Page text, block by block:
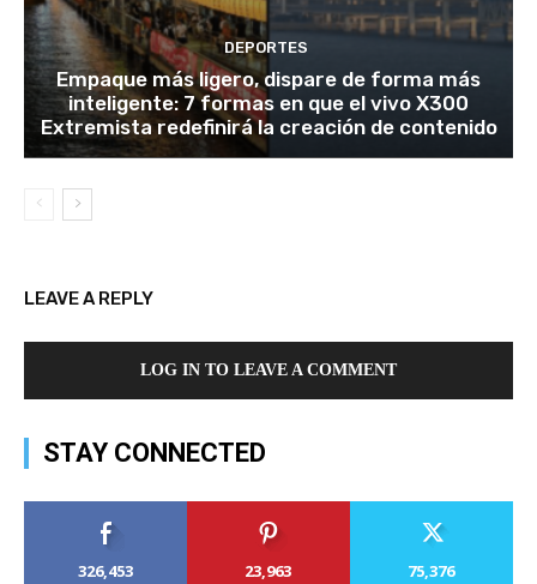
DEPORTES
Empaque más ligero, dispare de forma más
inteligente: 7 formas en que el vivo X300
Extremista redefinirá la creación de contenido
LEAVE A REPLY
LOG IN TO LEAVE A COMMENT
STAY CONNECTED
326,453
23,963
75,376